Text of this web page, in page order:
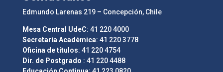
Edmundo Larenas 219 – Concepción, Chile
Mesa Central UdeC: 41 220 4000
Secretaría Académica: 41 220 3778
Oficina de títulos: 41 220 4754
Dir. de Postgrado : 41 220 4488